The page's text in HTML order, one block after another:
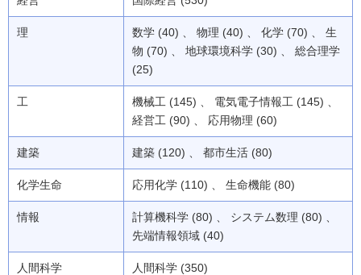
理
数学 (40) 、 物理 (40) 、 化学 (70) 、 生
物 (70) 、 地球環境科学 (30) 、 総合理学
(25)
工
機械工 (145) 、 電気電子情報工 (145) 、
経営工 (90) 、 応用物理 (60)
建築 建築 (120) 、 都市生活 (80)
化学生命 応用化学 (110) 、 生命機能 (80)
情報
計算機科学 (80) 、 システム数理 (80) 、
先端情報領域 (40)
人間科学 人間科学 (350)